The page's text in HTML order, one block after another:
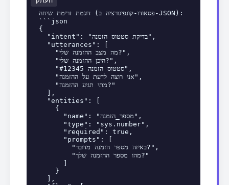
דוגמת זרימת שיחה (פסאודו-קונפיגורציה ב-JSON):
```json
  "intent": "בדיקת סטטוס הזמנה",
  "utterances": [
    "מה מצב ההזמנה שלי?",
    "היכן ההזמנה שלי?",
    "סטטוס הזמנה #12345",
    "אני רוצה לדעת על ההזמנה",
    "מתי תגיע ההזמנה?"
  ],
  "entities": [
    {
      "name": "מספר_הזמנה",
      "type": "sys.number",
      "required": true,
      "prompts": [
        "באיזה מספר הזמנה מדובר?",
        "מהו מספר ההזמנה שלך?"
      ]
    }
  ],